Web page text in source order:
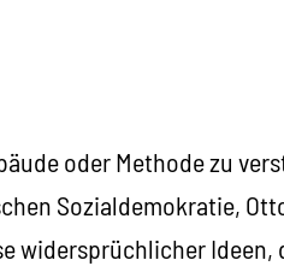
oder Methode zu
Sozialdemokratie,
widersprüchlicher Ideen,